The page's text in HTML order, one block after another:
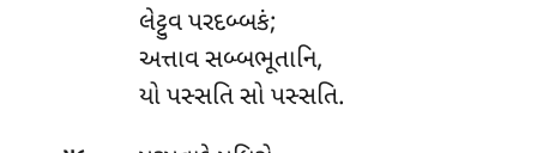
લેટ્ટુવ પરદબ્બકં;
અત્તાવ સબ્બભૂતાનિ,
યો પસ્સતિ સો પસ્સતિ.